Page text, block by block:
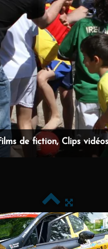
de fiction, Clips vidéos